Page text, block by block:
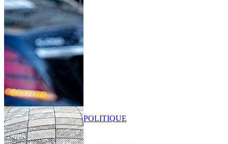
POLITIQUE